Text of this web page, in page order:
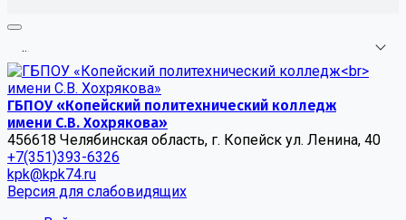
...
ГБПОУ «Копейский политехнический колледж
имени С.В. Хохрякова»
456618 Челябинская область, г. Копейск ул. Ленина, 40
+7(351)393-6326
kpk@kpk74.ru
Версия для слабовидящих